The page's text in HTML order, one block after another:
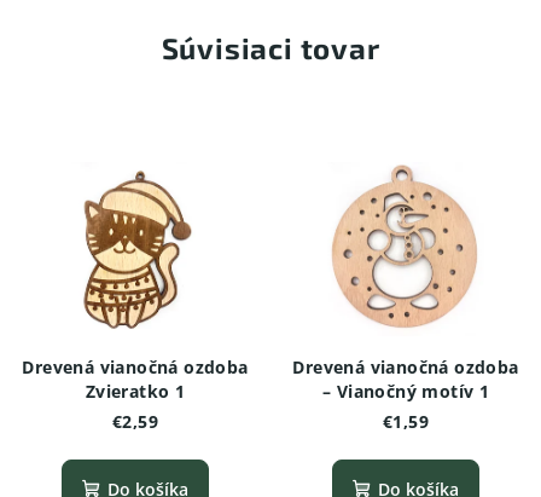
Súvisiaci tovar
Drevená vianočná ozdoba
Zvieratko 1
€2,59
Do košíka
Drevená vianočná ozdoba
– Vianočný motív 1
€1,59
Do košíka